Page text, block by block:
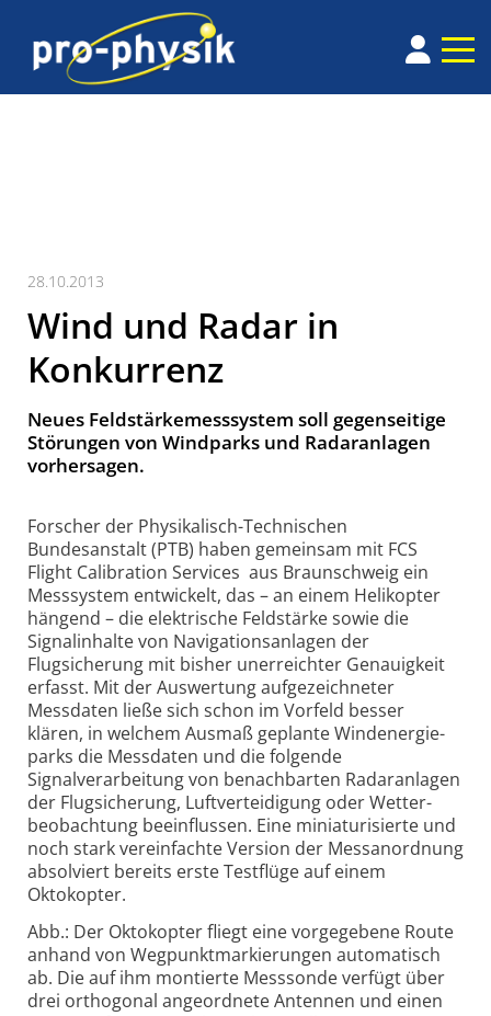
28.10.2013
Wind und Radar in
Konkurrenz
Neues Feldstärkemesssystem soll gegenseitige
Störungen von Windparks und Radaranlagen
vorhersagen.
Forscher der Physikalisch-Technischen
Bundesanstalt (PTB) haben gemeinsam mit FCS
Flight Calibration Services aus Braunschweig ein
Messsystem entwickelt, das – an einem Helikopter
hängend – die elektrische Feldstärke sowie die
Signalinhalte von Navigationsanlagen der
Flugsicherung mit bisher unerreichter Genauigkeit
erfasst. Mit der Auswertung aufgezeichneter
Messdaten ließe sich schon im Vorfeld besser
klären, in welchem Ausmaß geplante Wind­energie­
parks die Messdaten und die folgende
Signalverarbeitung von benachbarten Radaranlagen
der Flugsicherung, Luftverteidigung oder Wetter­
beobachtung beeinflussen. Eine miniaturi­sierte und
noch stark vereinfachte Version der Mess­anordnung
absolviert bereits erste Testflüge auf einem
Oktokopter.
Abb.: Der Oktokopter fliegt eine vorgegebene Route
anhand von Wegpunktmarkierungen automatisch
ab. Die auf ihm montierte Messsonde verfügt über
drei orthogonal angeordnete Antennen und einen